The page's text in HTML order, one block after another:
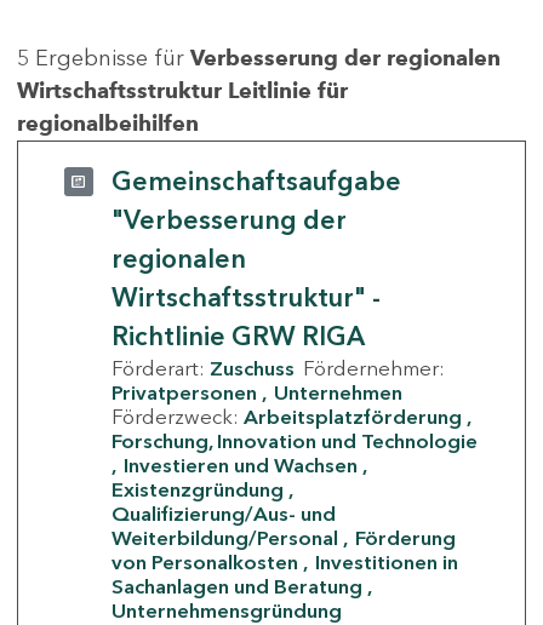
5 Ergebnisse für Verbesserung der regionalen
Wirtschaftsstruktur Leitlinie für
regionalbeihilfen
Gemeinschaftsaufgabe
"Verbesserung der
regionalen
Wirtschaftsstruktur" -
Richtlinie GRW RIGA
Förderart: Zuschuss Fördernehmer:
Privatpersonen
Unternehmen
Förderzweck: Arbeitsplatzförderung
Forschung, Innovation und Technologie
Investieren und Wachsen
Existenzgründung
Qualifizierung/Aus- und
Weiterbildung/Personal
Förderung
von Personalkosten
Investitionen in
Sachanlagen und Beratung
Unternehmensgründung